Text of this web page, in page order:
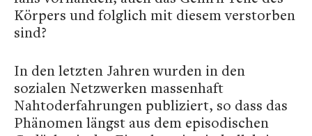
Körpers und folglich mit diesem verstorben
sind?
In den letzten Jahren wurden in den
sozialen Netzwerken massenhaft
Nahtoderfahrungen publiziert, so dass das
Phänomen längst aus dem episodischen